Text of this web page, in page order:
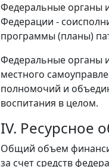
Федеральные органы
Федерации -
программы (планы)
Федеральные органы
местного
полномочий и
воспитания в целом.
IV. Ресурсное
Общий объем
за счет средств